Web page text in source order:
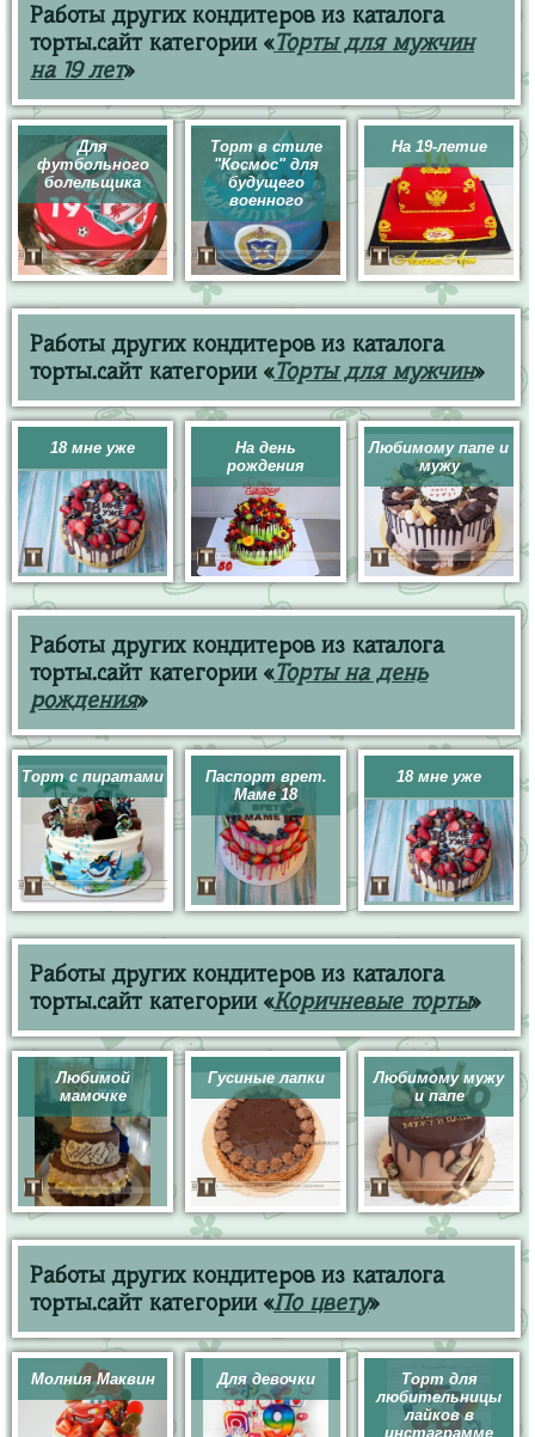
Работы других кондитеров из каталога
торты.сайт категории «Торты для мужчин
на 19 лет»
Для
футбольного
болельщика
Торт в стиле
"Космос" для
будущего
военного
На 19-летие
Работы других кондитеров из каталога
торты.сайт категории «Торты для мужчин»
18 мне уже
На день
рождения
Любимому папе и
мужу
Работы других кондитеров из каталога
торты.сайт категории «Торты на день
рождения»
Торт с пиратами
Паспорт врет.
Маме 18
18 мне уже
Работы других кондитеров из каталога
торты.сайт категории «Коричневые торты»
Любимой
мамочке
Гусиные лапки
Любимому мужу
и папе
Работы других кондитеров из каталога
торты.сайт категории «По цвету»
Молния Маквин Для девочки
Торт для
любительницы
лайков в
инстаграмме